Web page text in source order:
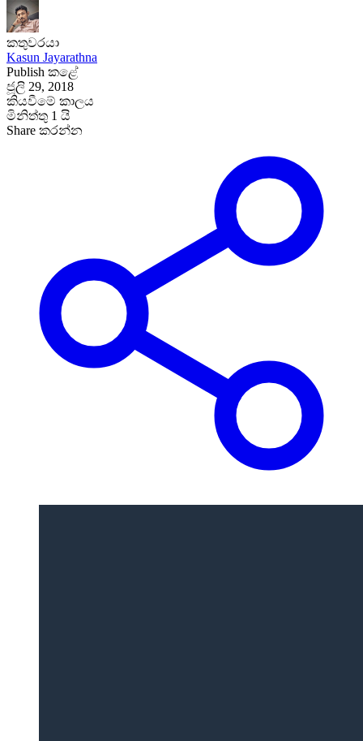
කතුවරයා
Kasun Jayarathna
Publish කළේ
ජූලි 29, 2018
කියවීමේ කාලය
මිනිත්තු 1 යි
Share කරන්න